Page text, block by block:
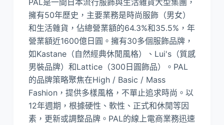
PAL是一間日本流行服飾與生活雜貨大型集團，
擁有50年歷史，主要業務是時尚服飾（男女）
和生活雜貨，佔總營業額的64.3%和35.5%，年
營業額近1600億日圓。擁有30多個服飾品牌，
如Kastane（自然經典休閒風格）、Lui's（質感
男裝品牌）和Lattice（300日圓飾品）。PAL
的品牌策略聚焦在High / Basic / Mass
Fashion，提供多樣風格，不單止追求時尚。以
12年週期，根據硬性、軟性、正式和休閒等因
素，更新或調整品牌。PAL的線上電商業務迅速